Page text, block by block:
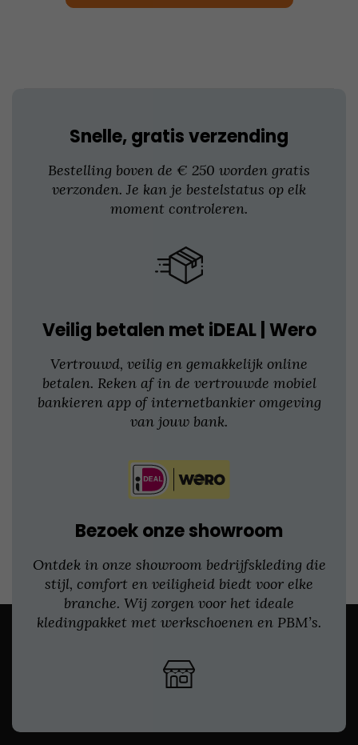
productpagina
Snelle, gratis verzending
Bestelling boven de € 250 worden gratis
verzonden. Je kan je bestelstatus op elk
moment controleren.
Veilig betalen met iDEAL | Wero
Vertrouwd, veilig en gemakkelijk online
betalen. Reken af in de vertrouwde mobiel
bankieren app of internetbankier omgeving
van jouw bank.
Bezoek onze showroom
Ontdek in onze showroom bedrijfskleding die
stijl, comfort en veiligheid biedt voor elke
branche. Wij zorgen voor het ideale
kledingpakket met werkschoenen en PBM’s.